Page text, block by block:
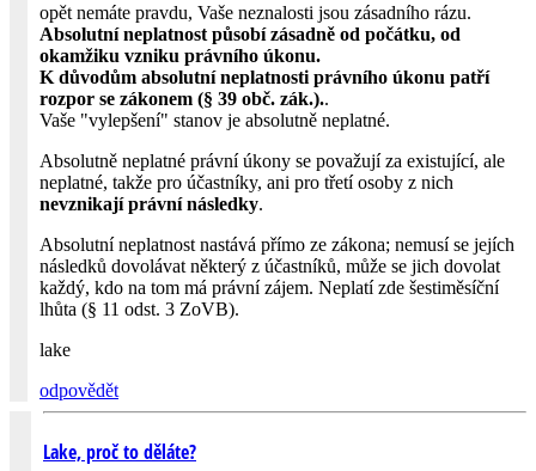
opět nemáte pravdu, Vaše neznalosti jsou zásadního rázu.
Absolutní neplatnost působí zásadně od počátku, od
okamžiku vzniku právního úkonu.
K důvodům absolutní neplatnosti právního úkonu patří
rozpor se zákonem (§ 39 obč. zák.)..
Vaše "vylepšení" stanov je absolutně neplatné.
Absolutně neplatné právní úkony se považují za existující, ale
neplatné, takže pro účastníky, ani pro třetí osoby z nich
nevznikají právní následky.
Absolutní neplatnost nastává přímo ze zákona; nemusí se jejích
následků dovolávat některý z účastníků, může se jich dovolat
každý, kdo na tom má právní zájem. Neplatí zde šestiměsíční
lhůta (§ 11 odst. 3 ZoVB).
lake
odpovědět
Lake, proč to děláte?